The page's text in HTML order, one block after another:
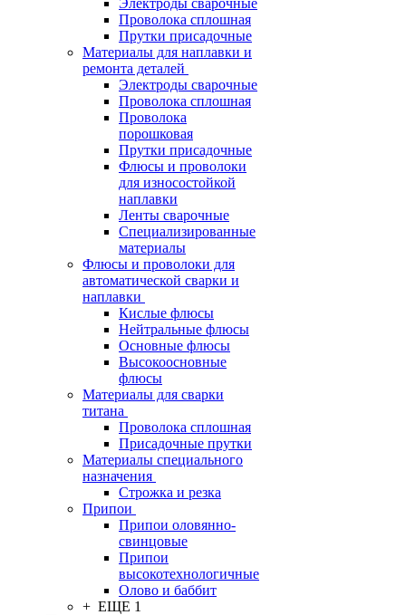
Электроды сварочные
Проволока сплошная
Прутки присадочные
Материалы для наплавки и
ремонта деталей
Электроды сварочные
Проволока сплошная
Проволока
порошковая
Прутки присадочные
Флюсы и проволоки
для износостойкой
наплавки
Ленты сварочные
Специализированные
материалы
Флюсы и проволоки для
автоматической сварки и
наплавки
Кислые флюсы
Нейтральные флюсы
Основные флюсы
Высокоосновные
флюсы
Материалы для сварки
титана
Проволока сплошная
Присадочные прутки
Материалы специального
назначения
Строжка и резка
Припои
Припои оловянно-
свинцовые
Припои
высокотехнологичные
Олово и баббит
+ ЕЩЕ 1